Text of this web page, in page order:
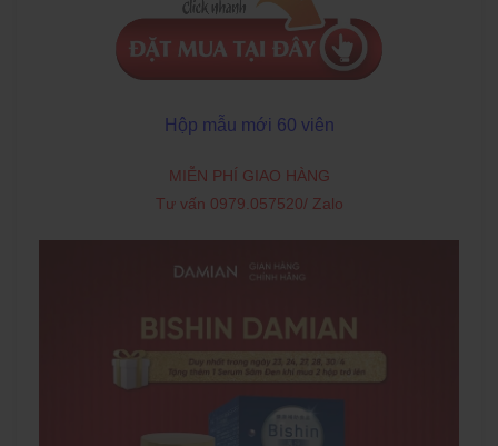
Hộp mẫu mới 60 viên
MIỄN PHÍ GIAO HÀNG
Tư vấn 0979.057520/ Zalo